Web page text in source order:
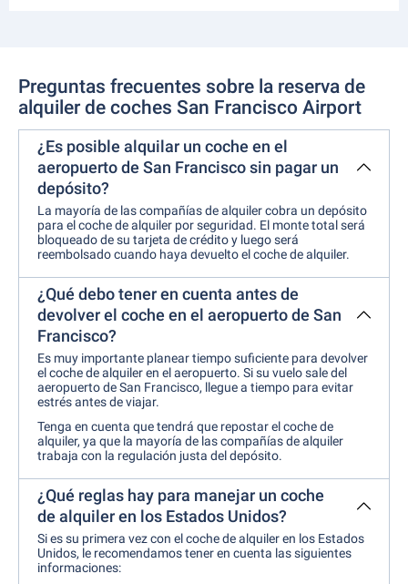
Preguntas frecuentes sobre la reserva de
alquiler de coches San Francisco Airport
¿Es posible alquilar un coche en el
aeropuerto de San Francisco sin pagar un
depósito?
La mayoría de las compañías de alquiler cobra un depósito
para el coche de alquiler por seguridad. El monte total será
bloqueado de su tarjeta de crédito y luego será
reembolsado cuando haya devuelto el coche de alquiler.
¿Qué debo tener en cuenta antes de
devolver el coche en el aeropuerto de San
Francisco?
Es muy importante planear tiempo suficiente para devolver
el coche de alquiler en el aeropuerto. Si su vuelo sale del
aeropuerto de San Francisco, llegue a tiempo para evitar
estrés antes de viajar.
Tenga en cuenta que tendrá que repostar el coche de
alquiler, ya que la mayoría de las compañías de alquiler
trabaja con la regulación justa del depósito.
¿Qué reglas hay para manejar un coche
de alquiler en los Estados Unidos?
Si es su primera vez con el coche de alquiler en los Estados
Unidos, le recomendamos tener en cuenta las siguientes
informaciones: